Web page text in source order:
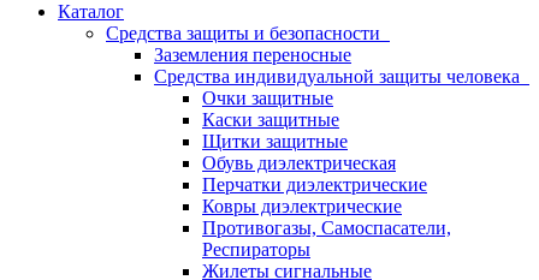
Каталог
Средства защиты и безопасности
Заземления переносные
Средства индивидуальной защиты человека
Очки защитные
Каски защитные
Щитки защитные
Обувь диэлектрическая
Перчатки диэлектрические
Ковры диэлектрические
Противогазы, Самоспасатели,
Респираторы
Жилеты сигнальные